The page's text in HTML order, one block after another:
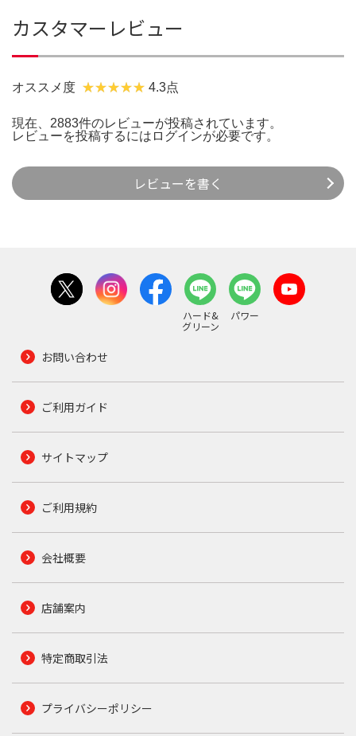
カスタマーレビュー
オススメ度 4.3点
現在、2883件のレビューが投稿されています。
レビューを投稿するには ログインが必要です。
レビューを書く
ハード&
グリーン
パワー
お問い合わせ
ご利用ガイド
サイトマップ
ご利用規約
会社概要
店舗案内
特定商取引法
プライバシーポリシー